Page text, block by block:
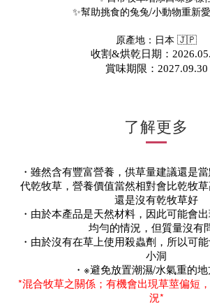
✨幫助挑食的兔兔/小動物重新
原產地： 日本 🇯🇵
收割&烘乾日期：
賞味期限：2027.09.30
了解更多
・ 雖然含有豐富營養， 供草量建議還是
代乾牧草， 營養價值當然相對會比乾牧草
還是沒有乾牧草好
・由於本產品是天然材料，因此可能會
均勻的情況，但質量沒有
・由於沒有在草上使用殺蟲劑，所以可
小洞
・※避免放置潮濕/水氣重的
*混合牧草之關係；有機會出現草莖偏短
況*